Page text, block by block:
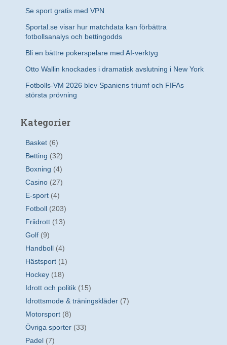
Se sport gratis med VPN
Sportal.se visar hur matchdata kan förbättra
fotbollsanalys och bettingodds
Bli en bättre pokerspelare med AI-verktyg
Otto Wallin knockades i dramatisk avslutning i New York
Fotbolls-VM 2026 blev Spaniens triumf och FIFAs
största prövning
Kategorier
Basket (6)
Betting (32)
Boxning (4)
Casino (27)
E-sport (4)
Fotboll (203)
Friidrott (13)
Golf (9)
Handboll (4)
Hästsport (1)
Hockey (18)
Idrott och politik (15)
Idrottsmode & träningskläder (7)
Motorsport (8)
Övriga sporter (33)
Padel (7)